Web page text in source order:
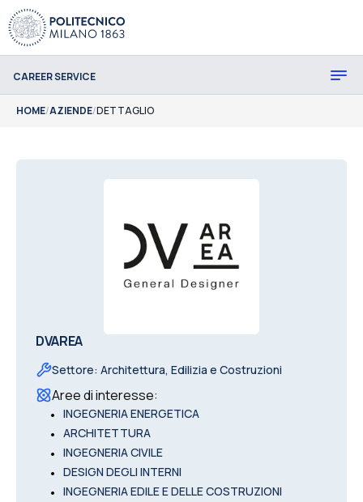
CAREER SERVICE
HOME/AZIENDE/DETTAGLIO
DVAREA
Settore: Architettura, Edilizia e Costruzioni
Aree di interesse:
• INGEGNERIA ENERGETICA
• ARCHITETTURA
• INGEGNERIA CIVILE
• DESIGN DEGLI INTERNI
• INGEGNERIA EDILE E DELLE COSTRUZIONI